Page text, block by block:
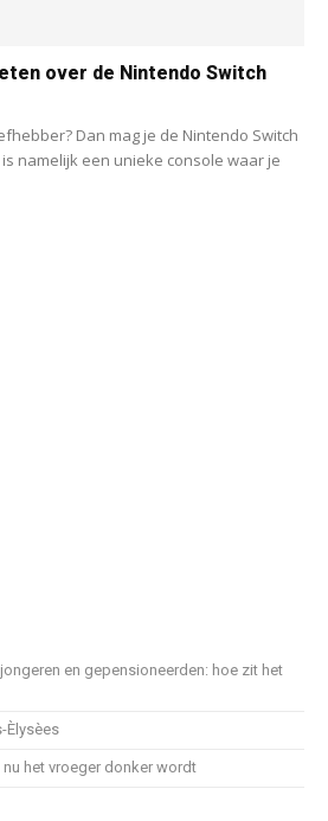
over de Nintendo Switch
Dan mag je de Nintendo Switch
namelijk een unieke console waar je
en gepensioneerden: hoe zit het
Èlysèes
het vroeger donker wordt